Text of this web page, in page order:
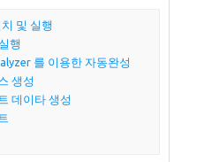
및 실행
행
를 이용한 자동완성
생성
데이타 생성